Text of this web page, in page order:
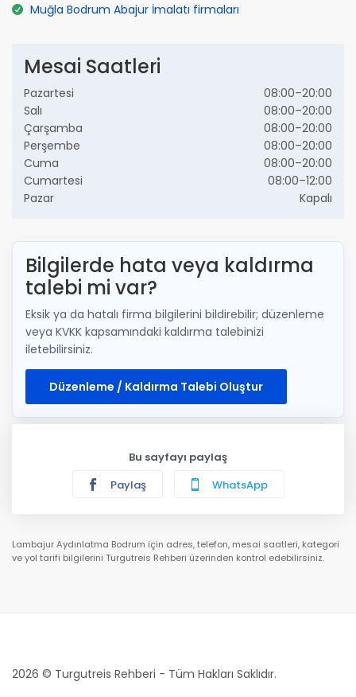
Muğla Bodrum Abajur İmalatı firmaları
Mesai Saatleri
Pazartesi
08:00–20:00
Salı
08:00–20:00
Çarşamba
08:00–20:00
Perşembe
08:00–20:00
Cuma
08:00–20:00
Cumartesi
08:00–12:00
Pazar
Kapalı
Bilgilerde hata veya kaldırma
talebi mi var?
Eksik ya da hatalı firma bilgilerini bildirebilir; düzenleme
veya KVKK kapsamındaki kaldırma talebinizi
iletebilirsiniz.
Düzenleme / Kaldırma Talebi Oluştur
Bu sayfayı paylaş
Paylaş
WhatsApp
Lambajur Aydınlatma Bodrum için adres, telefon, mesai saatleri, kategori
ve yol tarifi bilgilerini Turgutreis Rehberi üzerinden kontrol edebilirsiniz.
2026 © Turgutreis Rehberi - Tüm Hakları Saklıdır.